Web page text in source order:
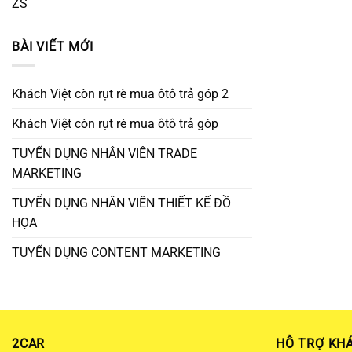
ZS
BÀI VIẾT MỚI
Khách Việt còn rụt rè mua ôtô trả góp 2
Khách Việt còn rụt rè mua ôtô trả góp
TUYỂN DỤNG NHÂN VIÊN TRADE
MARKETING
TUYỂN DỤNG NHÂN VIÊN THIẾT KẾ ĐỒ
HỌA
TUYỂN DỤNG CONTENT MARKETING
2CAR HỖ TRỢ